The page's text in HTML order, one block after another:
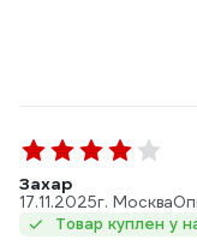
Захар
17.11.2025г. Москва
Товар куплен у